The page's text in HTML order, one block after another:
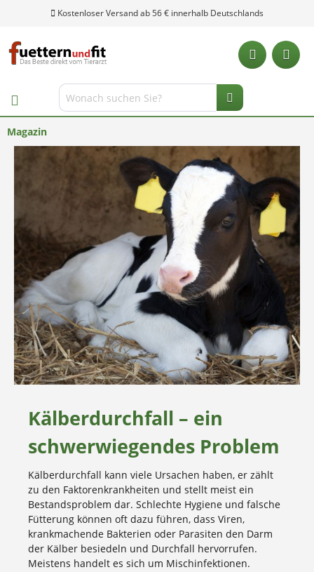
Kostenloser Versand ab 56 € innerhalb Deutschlands
Magazin
Kälberdurchfall – ein
schwerwiegendes Problem
Kälberdurchfall kann viele Ursachen haben, er zählt
zu den Faktorenkrankheiten und stellt meist ein
Bestandsproblem dar. Schlechte Hygiene und falsche
Fütterung können oft dazu führen, dass Viren,
krankmachende Bakterien oder Parasiten den Darm
der Kälber besiedeln und Durchfall hervorrufen.
Meistens handelt es sich um Mischinfektionen.